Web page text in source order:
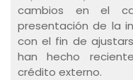
cambios en el
presentación de la
con el fin de
han hecho
crédito externo.